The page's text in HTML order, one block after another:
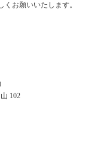
お願いいたします。
102